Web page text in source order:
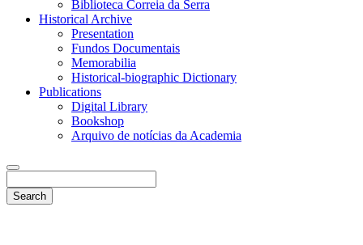
Biblioteca Correia da Serra
Historical Archive
Presentation
Fundos Documentais
Memorabilia
Historical-biographic Dictionary
Publications
Digital Library
Bookshop
Arquivo de notícias da Academia